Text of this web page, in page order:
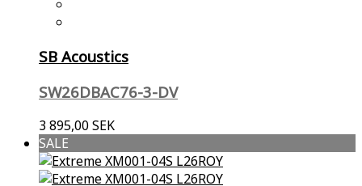
SB Acoustics
SW26DBAC76-3-DV
3 895,00 SEK
SALE